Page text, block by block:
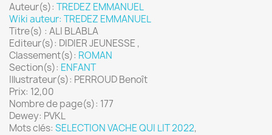
Auteur(s): TREDEZ EMMANUEL
Wiki auteur: TREDEZ EMMANUEL
Titre(s) : ALI BLABLA
Editeur(s): DIDIER JEUNESSE ,
Classement(s): ROMAN
Section(s): ENFANT
Illustrateur(s): PERROUD Benoît
Prix: 12,00
Nombre de page(s): 177
Dewey: PVKL
Mots clés: SELECTION VACHE QUI LIT 2022,